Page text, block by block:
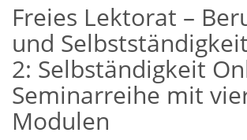
Freies Lektorat –
und
2: Selbständigkeit
Seminarreihe mit
Modulen